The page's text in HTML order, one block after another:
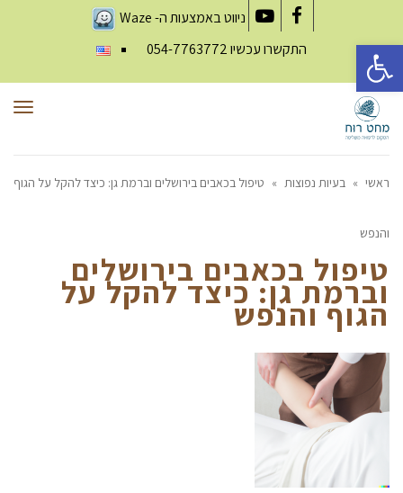
Facebook
YouTube
ניווט באמצעות ה-Waze
התקשרו עכשיו054-7763772
ראשי » בעיות נפוצות » טיפול בכאבים בירושלים וברמת גן: כיצד להקל על הגוף
והנפש
טיפול בכאבים בירושלים
וברמת גן: כיצד להקל על
הגוף והנפש
פתח סרגל נגישות